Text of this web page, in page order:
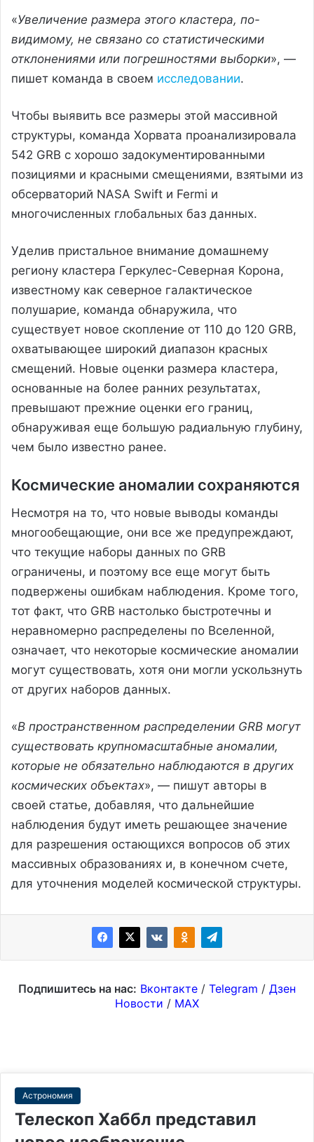
«Увеличение размера этого кластера, по-
видимому, не связано со статистическими
отклонениями или погрешностями выборки», —
пишет команда в своем исследовании.
Чтобы выявить все размеры этой массивной
структуры, команда Хорвата проанализировала
542 GRB с хорошо задокументированными
позициями и красными смещениями, взятыми из
обсерваторий NASA Swift и Fermi и
многочисленных глобальных баз данных.
Уделив пристальное внимание домашнему
региону кластера Геркулес-Северная Корона,
известному как северное галактическое
полушарие, команда обнаружила, что
существует новое скопление от 110 до 120 GRB,
охватывающее широкий диапазон красных
смещений. Новые оценки размера кластера,
основанные на более ранних результатах,
превышают прежние оценки его границ,
обнаруживая еще большую радиальную глубину,
чем было известно ранее.
Космические аномалии сохраняются
Несмотря на то, что новые выводы команды
многообещающие, они все же предупреждают,
что текущие наборы данных по GRB
ограничены, и поэтому все еще могут быть
подвержены ошибкам наблюдения. Кроме того,
тот факт, что GRB настолько быстротечны и
неравномерно распределены по Вселенной,
означает, что некоторые космические аномалии
могут существовать, хотя они могли ускользнуть
от других наборов данных.
«В пространственном распределении GRB могут
существовать крупномасштабные аномалии,
которые не обязательно наблюдаются в других
космических объектах», — пишут авторы в
своей статье, добавляя, что дальнейшие
наблюдения будут иметь решающее значение
для разрешения остающихся вопросов об этих
массивных образованиях и, в конечном счете,
для уточнения моделей космической структуры.
Подпишитесь на нас: Вконтакте / Telegram / Дзен
Новости / MAX